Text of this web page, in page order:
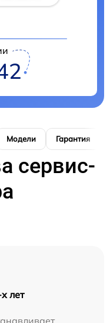
Модели Гарантия
сервис-
лет